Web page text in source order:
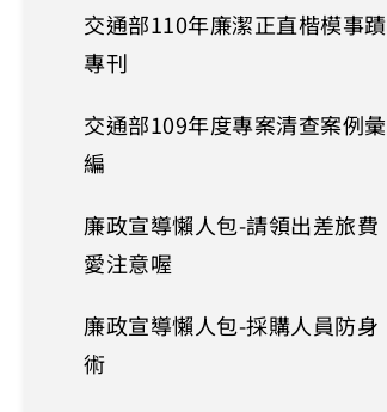
交通部110年廉潔正直楷模事蹟
專刊
交通部109年度專案清查案例彙
編
廉政宣導懶人包-請領出差旅費
愛注意喔
廉政宣導懶人包-採購人員防身
術